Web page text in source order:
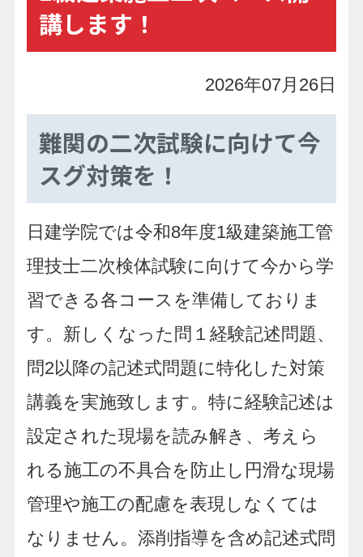
講します！
2026年07月26日
難関の二次試験に向けて今
スグ対策を！
日建学院では令和8年度1級建築施工管
理技士二次検体試験に向けて今から学
習できる各コースを準備しておりま
す。新しくなった問１経験記述問題、
問2以降の記述式問題に特化した対策
講義を実施致します。特に経験記述は
設定された現場を読み解き、考えら
れる施工の不具合を防止し円滑な現場
管理や施工の配慮を表現しなくては
なりません。添削指導を含め記述式問